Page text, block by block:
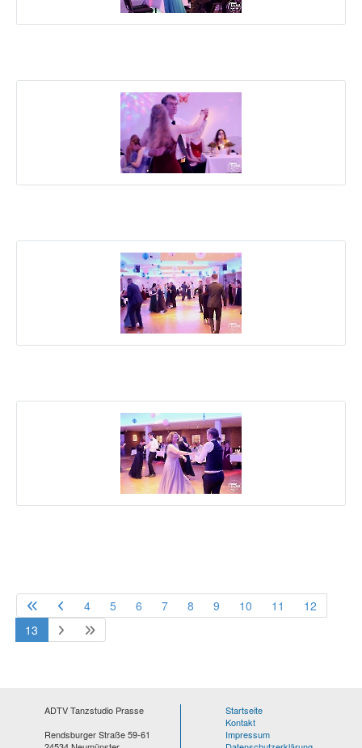
4 5 6 7 8 9 10 11
12
13
ADTV Tanzstudio Prasse
Rendsburger Straße 59-61
Startseite
Kontakt
Impressum